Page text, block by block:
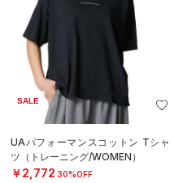
SALE
UAパフォーマンスコットン Tシャ
ツ（トレーニング/WOMEN）
￥2,772 30%OFF